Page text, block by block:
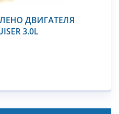
ДВИГАТЕЛЯ
3.0L